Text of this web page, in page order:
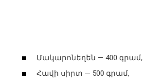
Մակարոնեղեն — 400 գրամ,
Հավի սիրտ — 500 գրամ,